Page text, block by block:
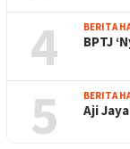
4 BERITA
BPTJ
5 BERITA
Aji